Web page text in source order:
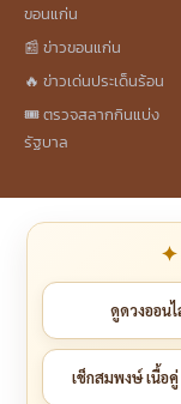
ขอนแก่น
📰 ข่าวขอนแก่น
🔥 ข่าวเด่นประเด็นร้อน
🎟️ ตรวจสลากกินแบ่ง
รัฐบาล
ดูดวงออน
เช็กสมพงษ์ เนื้อ